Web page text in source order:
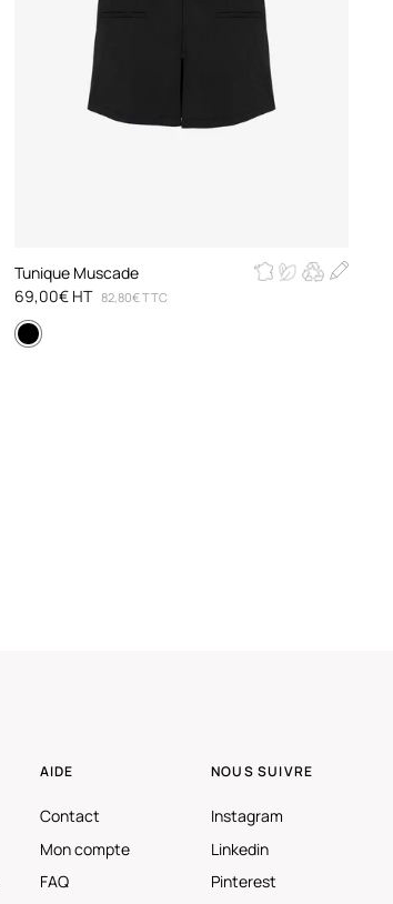
Tunique Muscade
69,00€ HT 82,80€ TTC
AIDE
Contact
Mon compte
FAQ
NOUS SUIVRE
Instagram
Linkedin
Pinterest